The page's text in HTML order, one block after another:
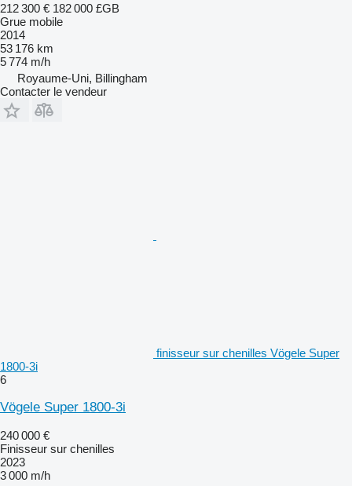
212 300 € 182 000 £GB
Grue mobile
2014
53 176 km
5 774 m/h
Royaume-Uni, Billingham
Contacter le vendeur
finisseur sur chenilles Vögele Super
1800-3i
6
Vögele Super 1800-3i
240 000 €
Finisseur sur chenilles
2023
3 000 m/h